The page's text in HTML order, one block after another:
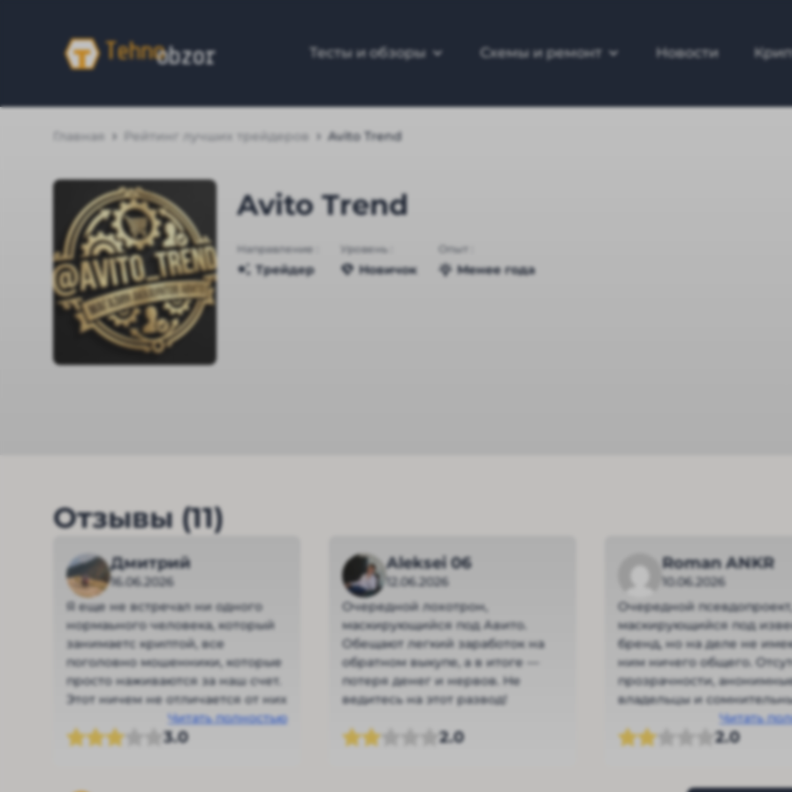
Тесты и обзоры Схемы и ремонт Новости
Главная Рейтинг лучших трейдеров Avito Trend
Avito Trend
Направление :
Трейдер
Уровень :
Новичок
Опыт :
Менее года
Отзывы (11)
Дмитрий
16.06.2026
Я еще не встречал ни одного
нормаьного человека, который
занимаетс криптой, все
поголовно мошенники, которые
просто наживаются за наш счет.
Этот ничем не отличается от них
Читать полностью
3.0
Aleksei 06
12.06.2026
Очередной лохотрон,
маскирующийся под Авито.
Обещают легкий заработок на
обратном выкупе, а в итоге —
потеря денег и нервов. Не
ведитесь на этот развод!
2.0
Roman ANKR
10.06.2026
Очередной псевдопроект,
маскирующийся под
бренд, но на деле не
ним ничего общего.
прозрачности,
владельцы и
обещания быстрого
классические признаки
Читать
2.0